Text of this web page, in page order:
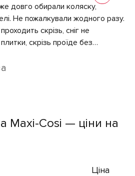
довго обирали коляску,
Не пожалкували жодного разу.
скрізь, сніг не
скрізь проїде без
Хочу додати, що є
Maxi-Cosi — ціни на
Ціна